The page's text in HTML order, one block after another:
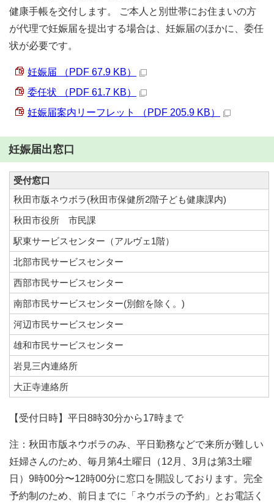
健康手帳を交付します。 ご本人と別世帯にお住まいの方
が代理で妊娠届を提出する場合は、妊娠届のほかに、委任
状が必要です。
妊娠届 （PDF 67.9 KB）
委任状 （PDF 61.7 KB）
妊娠届案内リーフレット （PDF 205.9 KB）
妊娠届出窓口
受付窓口
秋田市版ネウボラ(秋田市保健所2階子ども健康課内)
秋田市役所 市民課
駅東サービスセンター（アルヴェ1階）
北部市民サービスセンター
西部市民サービスセンター
南部市民サービスセンター(別館を除く。)
河辺市民サービスセンター
雄和市民サービスセンター
岩見三内連絡所
大正寺連絡所
【受付日時】平日8時30分から17時まで
注：秋田市版ネウボラのみ、平日勤務などで来所が難しい
妊婦さんのため、毎月第4土曜日（12月、3月は第3土曜
日）9時00分〜12時00分に窓口を開設しております。完全
予約制のため、前日までに「ネウボラの予約」とお電話く